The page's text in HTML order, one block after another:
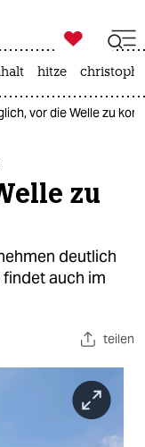

taz zahl ich
hitze
vor die Welle zu
zu
deutlich
findet auch im
teilen